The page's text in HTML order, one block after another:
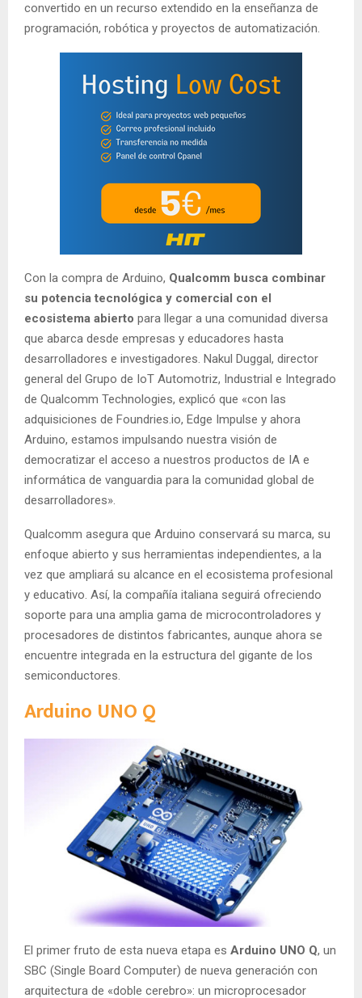
convertido en un recurso extendido en la enseñanza de
programación, robótica y proyectos de automatización.
Con la compra de Arduino, Qualcomm busca combinar
su potencia tecnológica y comercial con el
ecosistema abierto para llegar a una comunidad diversa
que abarca desde empresas y educadores hasta
desarrolladores e investigadores. Nakul Duggal, director
general del Grupo de IoT Automotriz, Industrial e Integrado
de Qualcomm Technologies, explicó que «con las
adquisiciones de Foundries.io, Edge Impulse y ahora
Arduino, estamos impulsando nuestra visión de
democratizar el acceso a nuestros productos de IA e
informática de vanguardia para la comunidad global de
desarrolladores».
Qualcomm asegura que Arduino conservará su marca, su
enfoque abierto y sus herramientas independientes, a la
vez que ampliará su alcance en el ecosistema profesional
y educativo. Así, la compañía italiana seguirá ofreciendo
soporte para una amplia gama de microcontroladores y
procesadores de distintos fabricantes, aunque ahora se
encuentre integrada en la estructura del gigante de los
semiconductores.
Arduino UNO Q
El primer fruto de esta nueva etapa es Arduino UNO Q, un
SBC (Single Board Computer) de nueva generación con
arquitectura de «doble cerebro»: un microprocesador